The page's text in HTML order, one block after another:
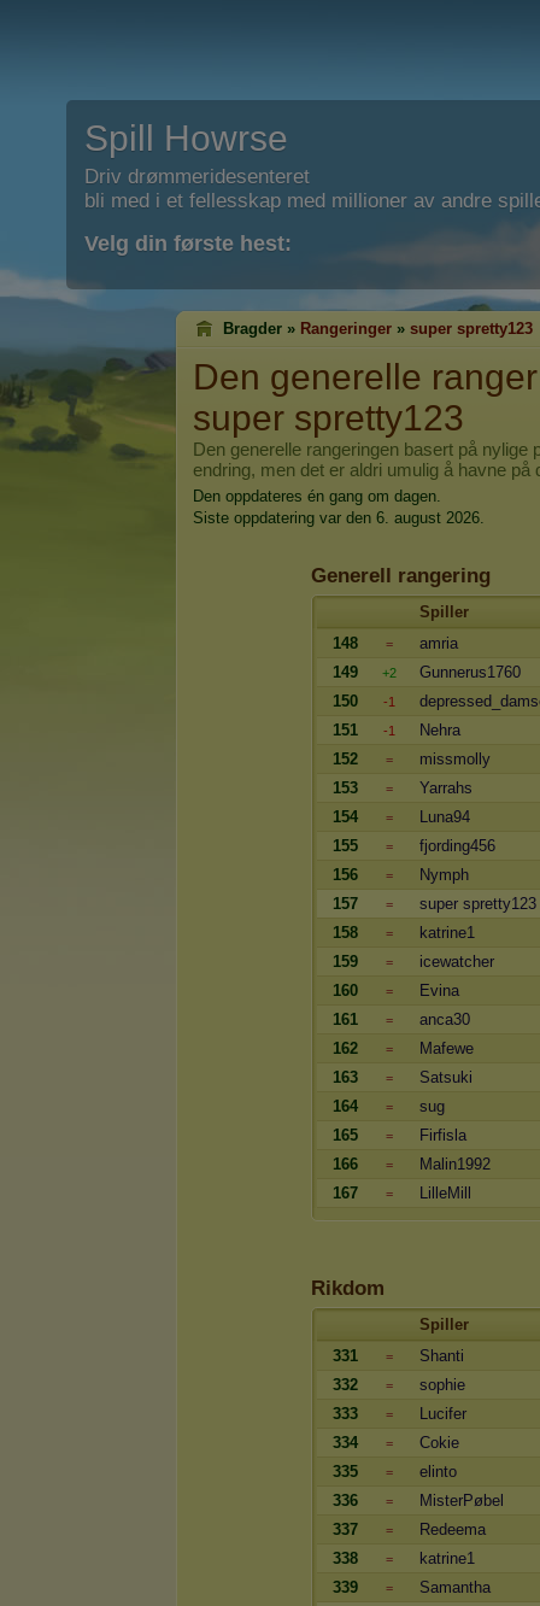
Spill Howrse
Driv drømmeridesenteret
bli med i et fellesskap med millioner av andre
Velg din første hest:
Bragder » Rangeringer » super spretty123
Den generelle
super spretty123
Den generelle rangeringen basert på nylige
endring, men det er aldri umulig å havne på
Den oppdateres én gang om dagen.
Siste oppdatering var den 6. august 2026.
Generell rangering
Spiller
148
=
amria
149
+2
Gunnerus1760
150
-1
151
-1
Nehra
152
=
missmolly
153
=
Yarrahs
154
=
Luna94
155
=
fjording456
156
=
Nymph
157
=
super spretty123
158
=
katrine1
159
=
icewatcher
160
=
Evina
161
=
anca30
162
=
Mafewe
163
=
Satsuki
164
=
sug
165
=
Firfisla
166
=
Malin1992
167
= LilleMill
Rikdom
Spiller
331
=
Shanti
332
=
sophie
333
=
Lucifer
334
=
Cokie
335
=
elinto
336
=
MisterPøbel
337
=
Redeema
338
=
katrine1
339
=
Samantha